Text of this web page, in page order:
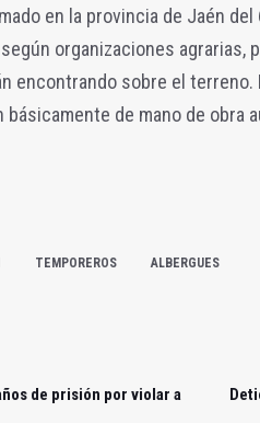
en la provincia de Jaén
organizaciones agrarias,
encontrando sobre el
básicamente de mano de obra
TEMPOREROS ALBERGUES
de prisión por violar a